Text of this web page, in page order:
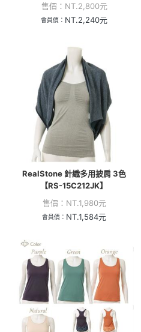
售價： NT.2,800元
會員價： NT.2,240元
RealStone 針織多用披肩 3色
【RS-15C212JK】
售價： NT.1,980元
會員價： NT.1,584元